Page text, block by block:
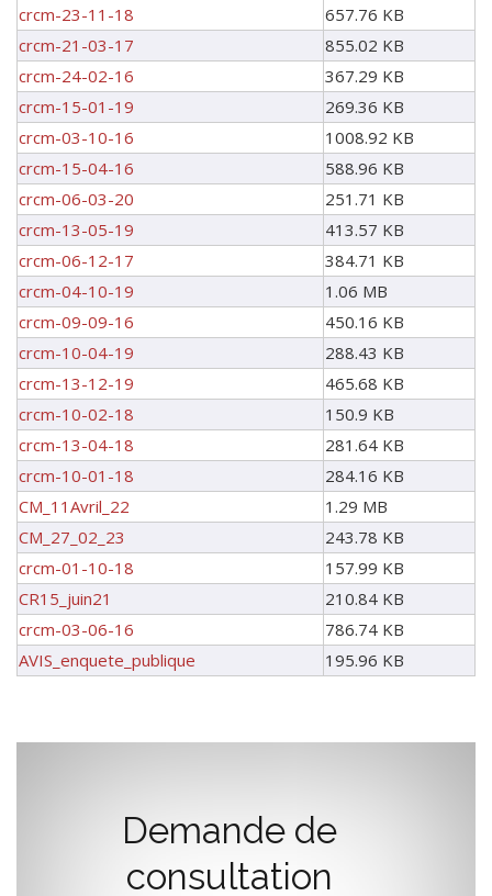
crcm-23-11-18
657.76 KB
crcm-21-03-17
855.02 KB
crcm-24-02-16
367.29 KB
crcm-15-01-19
269.36 KB
crcm-03-10-16
1008.92 KB
crcm-15-04-16
588.96 KB
crcm-06-03-20
251.71 KB
crcm-13-05-19
413.57 KB
crcm-06-12-17
384.71 KB
crcm-04-10-19
1.06 MB
crcm-09-09-16
450.16 KB
crcm-10-04-19
288.43 KB
crcm-13-12-19
465.68 KB
crcm-10-02-18
150.9 KB
crcm-13-04-18
281.64 KB
crcm-10-01-18
284.16 KB
CM_11Avril_22
1.29 MB
CM_27_02_23
243.78 KB
crcm-01-10-18
157.99 KB
CR15_juin21
210.84 KB
crcm-03-06-16
786.74 KB
AVIS_enquete_publique
195.96 KB
Demande de
consultation